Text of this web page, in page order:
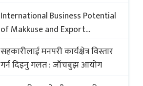
International Business Potential
of Makkuse and Export
Opportunities of Nepali Sweets
with Global Comparison to
Baklava
सहकारीलाई मनपरी कार्यक्षेत्र विस्तार
गर्न दिइनु गलत : जाँचबुझ आयोग